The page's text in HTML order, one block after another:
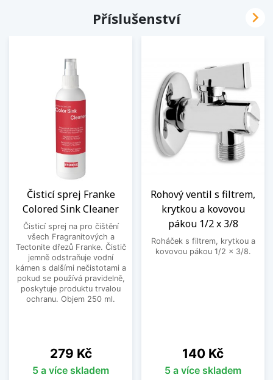
Příslušenství
Čisticí sprej Franke
Colored Sink Cleaner
Čisticí sprej na pro čištění
všech Fragranitových a
Tectonite dřezů Franke. Čistič
jemně odstraňuje vodní
kámen s dalšími nečistotami a
pokud se používá pravidelně,
poskytuje produktu trvalou
ochranu. Objem 250 ml.
Cena
279 Kč
5 a více skladem
Rohový ventil s filtrem,
krytkou a kovovou
pákou 1/2 x 3/8
Roháček s filtrem, krytkou a
kovovou pákou 1/2 x 3/8.
Cena
140 Kč
5 a více skladem
